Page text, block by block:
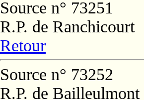
Source n° 73251
R.P. de Ranchicourt
Retour
Source n° 73252
R.P. de Bailleulmont